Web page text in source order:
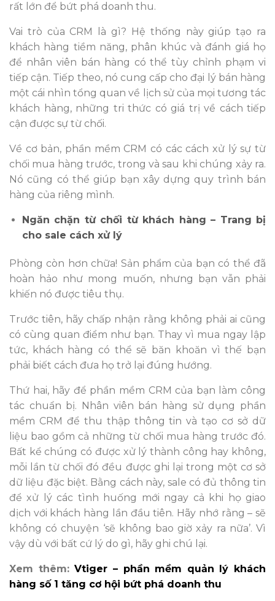
rất lớn để bứt phá doanh thu.
Vai trò của CRM là gì?
Hệ thống này giúp tạo ra
khách hàng tiềm năng, phân khúc và đánh giá họ
để nhân viên bán hàng có thể tùy chỉnh phạm vi
tiếp cận. Tiếp theo, nó cung cấp cho đại lý bán hàng
một cái nhìn tổng quan về lịch sử của mọi tương tác
khách hàng, những tri thức có giá trị về cách tiếp
cận được sự từ chối.
Về cơ bản, phần mềm CRM có các cách xử lý sự từ
chối mua hàng trước, trong và sau khi chúng xảy ra.
Nó cũng có thể giúp bạn xây dựng quy trình bán
hàng của riêng mình.
Ngăn chặn từ chối từ khách hàng – Trang bị
cho sale cách xử lý
Phòng còn hơn chữa! Sản phẩm của bạn có thể đã
hoàn hảo như mong muốn, nhưng bạn vẫn phải
khiến nó được tiêu thụ.
Trước tiên, hãy chấp nhận rằng không phải ai cũng
có cùng quan điểm như bạn. Thay vì mua ngay lập
tức, khách hàng có thể sẽ băn khoăn vì thế bạn
phải biết cách đưa họ trở lại đúng hướng.
Thứ hai, hãy để phần mềm CRM của bạn làm công
tác chuẩn bị. Nhân viên bán hàng sử dụng phần
mềm CRM để thu thập thông tin và tạo cơ sở dữ
liệu bao gồm cả những từ chối mua hàng trước đó.
Bất kể chúng có được xử lý thành công hay không,
mỗi lần từ chối đó đều được ghi lại trong một cơ sở
dữ liệu đặc biệt. Bằng cách này, sale có đủ thông tin
để xử lý các tình huống mới ngay cả khi họ giao
dịch với khách hàng lần đầu tiên. Hãy nhớ rằng – sẽ
không có chuyện ‘sẽ không bao giờ xảy ra nữa’. Vì
vậy dù với bất cứ lý do gì, hãy ghi chú lại.
Xem thêm:Vtiger – phần mềm quản lý khách
hàng số 1 tăng cơ hội bứt phá doanh thu